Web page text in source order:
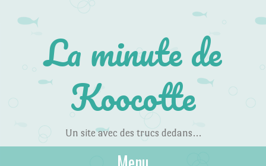
La minute de
Koocotte
Un site avec des trucs dedans…